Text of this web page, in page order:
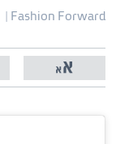
Fashion Forward | ‏